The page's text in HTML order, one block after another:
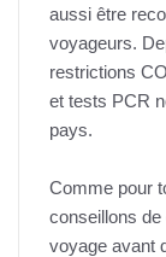
aussi être
voyageurs.
restrictions
et tests PCR
pays.
Comme pour
conseillons
voyage avant